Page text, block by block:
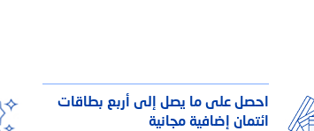
احصل على ما يصل إلى أربع بطاقات
ائتمان إضافية مجانية